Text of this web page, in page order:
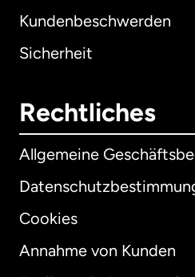
Kundenbeschwerden
Sicherheit
Rechtliches
Allgemeine
Cookies
Annahme von Kunden